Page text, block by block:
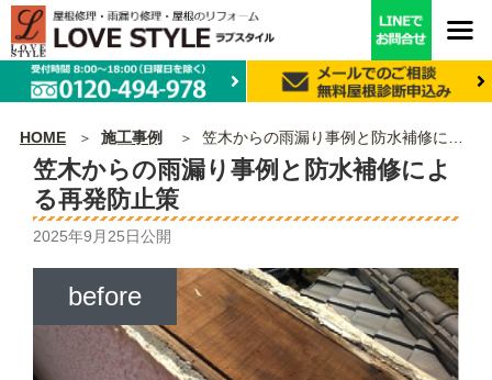
HOME 施工事例 笠木からの雨漏り事例と防水補修による再発防止策
笠木からの雨漏り事例と防水補修によ
る再発防止策
2025年9月25日公開
before